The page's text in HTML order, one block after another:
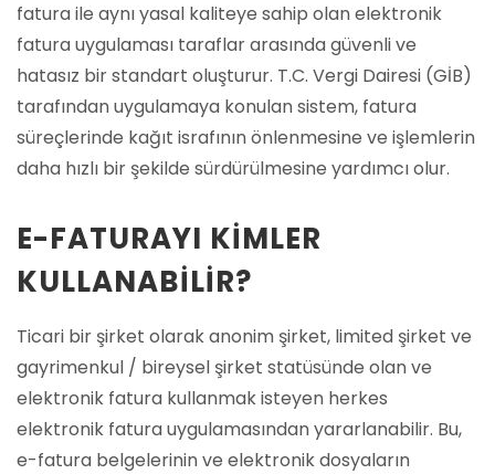
fatura ile aynı yasal kaliteye sahip olan elektronik
fatura uygulaması taraflar arasında güvenli ve
hatasız bir standart oluşturur. T.C. Vergi Dairesi (GİB)
tarafından uygulamaya konulan sistem, fatura
süreçlerinde kağıt israfının önlenmesine ve işlemlerin
daha hızlı bir şekilde sürdürülmesine yardımcı olur.
E-FATURAYI KIMLER
KULLANABILIR?
Ticari bir şirket olarak anonim şirket, limited şirket ve
gayrimenkul / bireysel şirket statüsünde olan ve
elektronik fatura kullanmak isteyen herkes
elektronik fatura uygulamasından yararlanabilir. Bu,
e-fatura belgelerinin ve elektronik dosyaların